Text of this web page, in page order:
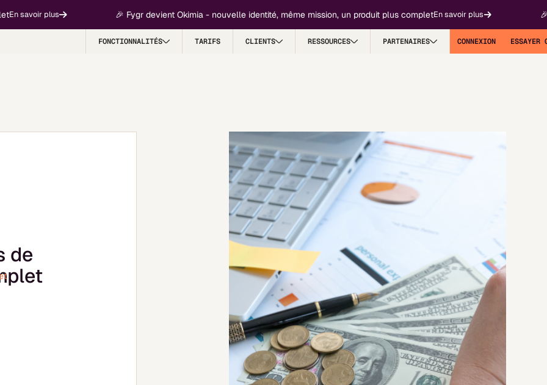
plus 🎉 Fygr devient Okimia - nouvelle identité, même mission, un produit plus complet En savoir plus 🎉 Fygr
FONCTIONNALITÉS TARIFS CLIENTS RESSOURCES PARTENAIRES CONNEXION ESSAYER
de